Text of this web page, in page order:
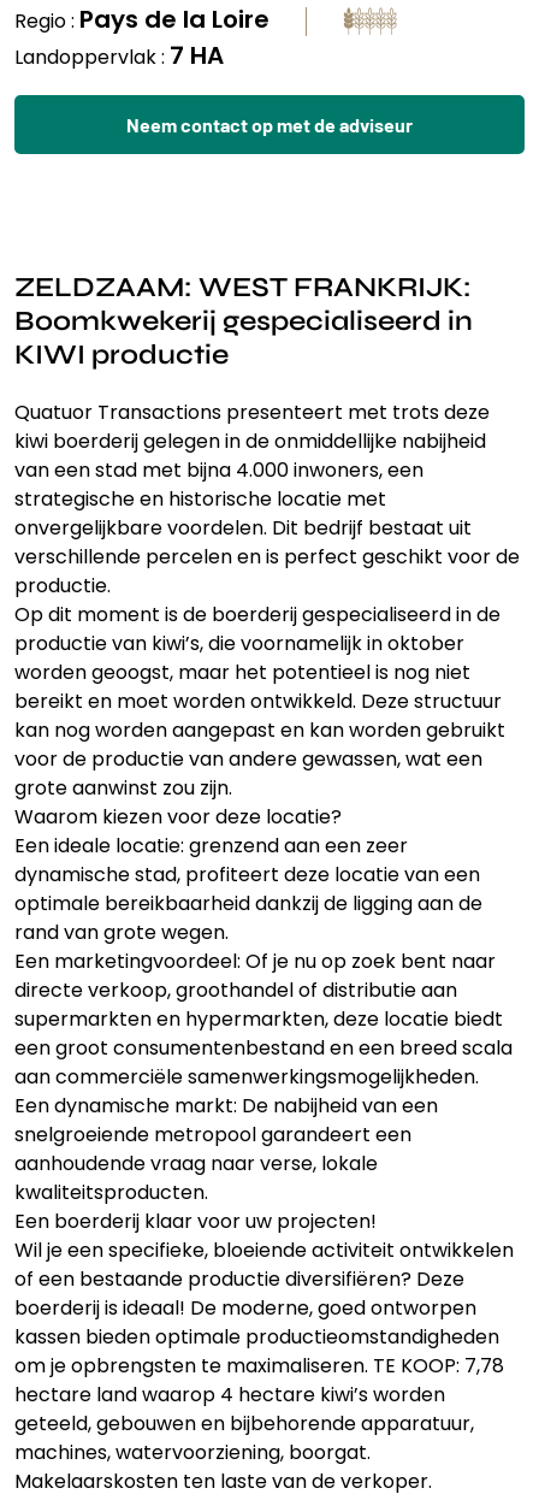
Regio : Pays de la Loire
Landoppervlak : 7 HA
Neem contact op met de adviseur
ZELDZAAM: WEST FRANKRIJK:
Boomkwekerij gespecialiseerd in
KIWI productie
Quatuor Transactions presenteert met trots deze
kiwi boerderij gelegen in de onmiddellijke nabijheid
van een stad met bijna 4.000 inwoners, een
strategische en historische locatie met
onvergelijkbare voordelen. Dit bedrijf bestaat uit
verschillende percelen en is perfect geschikt voor de
productie.
Op dit moment is de boerderij gespecialiseerd in de
productie van kiwi’s, die voornamelijk in oktober
worden geoogst, maar het potentieel is nog niet
bereikt en moet worden ontwikkeld. Deze structuur
kan nog worden aangepast en kan worden gebruikt
voor de productie van andere gewassen, wat een
grote aanwinst zou zijn.
Waarom kiezen voor deze locatie?
Een ideale locatie: grenzend aan een zeer
dynamische stad, profiteert deze locatie van een
optimale bereikbaarheid dankzij de ligging aan de
rand van grote wegen.
Een marketingvoordeel: Of je nu op zoek bent naar
directe verkoop, groothandel of distributie aan
supermarkten en hypermarkten, deze locatie biedt
een groot consumentenbestand en een breed scala
aan commerciële samenwerkingsmogelijkheden.
Een dynamische markt: De nabijheid van een
snelgroeiende metropool garandeert een
aanhoudende vraag naar verse, lokale
kwaliteitsproducten.
Een boerderij klaar voor uw projecten!
Wil je een specifieke, bloeiende activiteit ontwikkelen
of een bestaande productie diversifiëren? Deze
boerderij is ideaal! De moderne, goed ontworpen
kassen bieden optimale productieomstandigheden
om je opbrengsten te maximaliseren. TE KOOP: 7,78
hectare land waarop 4 hectare kiwi’s worden
geteeld, gebouwen en bijbehorende apparatuur,
machines, watervoorziening, boorgat.
Makelaarskosten ten laste van de verkoper.